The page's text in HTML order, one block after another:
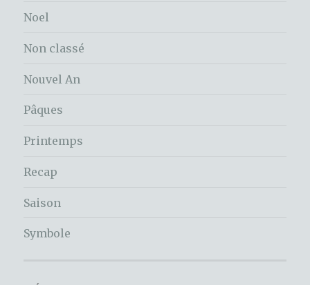
Noel
Non classé
Nouvel An
Pâques
Printemps
Recap
Saison
Symbole